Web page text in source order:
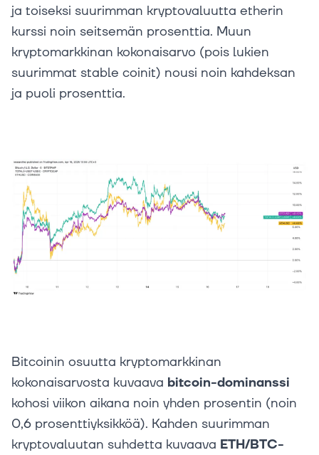
ja toiseksi suurimman kryptovaluutta etherin
kurssi noin seitsemän prosenttia. Muun
kryptomarkkinan kokonaisarvo (pois lukien
suurimmat stable coinit) nousi noin kahdeksan
ja puoli prosenttia.
Bitcoinin osuutta kryptomarkkinan
kokonaisarvosta kuvaava bitcoin-dominanssi
kohosi viikon aikana noin yhden prosentin (noin
0,6 prosenttiyksikköä). Kahden suurimman
kryptovaluutan suhdetta kuvaava ETH/BTC-